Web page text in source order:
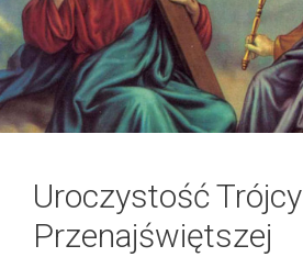
Uroczystość Trójcy
Przenajświętszej